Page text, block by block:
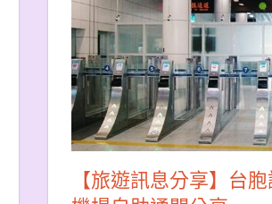
【旅遊訊息分享】台